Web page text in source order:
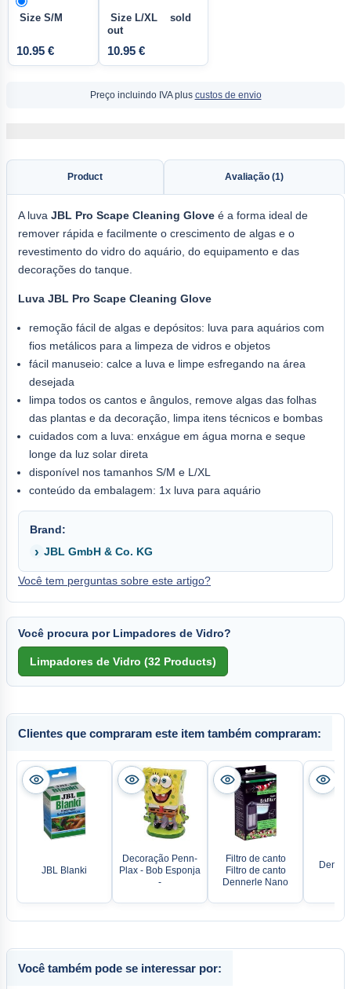
Size S/M
10.95 €
Size L/XL sold
out
10.95 €
Preço incluindo IVA plus custos de envio
Product Avaliação (1)
A luva JBL Pro Scape Cleaning Glove é a forma ideal de
remover rápida e facilmente o crescimento de algas e o
revestimento do vidro do aquário, do equipamento e das
decorações do tanque.
Luva JBL Pro Scape Cleaning Glove
remoção fácil de algas e depósitos: luva para aquários com
fios metálicos para a limpeza de vidros e objetos
fácil manuseio: calce a luva e limpe esfregando na área
desejada
limpa todos os cantos e ângulos, remove algas das folhas
das plantas e da decoração, limpa itens técnicos e bombas
cuidados com a luva: enxágue em água morna e seque
longe da luz solar direta
disponível nos tamanhos S/M e L/XL
conteúdo da embalagem: 1x luva para aquário
Brand:
JBL GmbH & Co. KG
Você tem perguntas sobre este artigo?
Você procura por Limpadores de Vidro?
Clientes que compraram este item também compraram:
JBL Blanki
Decoração Penn-
Plax - Bob Esponja
-
Filtro de canto
Filtro de canto
Dennerle Nano
Você também pode se interessar por: